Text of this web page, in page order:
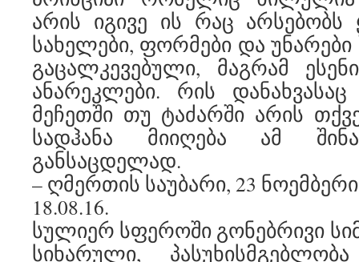
არის იგივე ის რაც არსებობს
სახელები, ფორმები და
გაცალკევებული, მაგრამ
ანარეკლები. რის
მეჩეთში თუ ტაძარში არის
სადჰანა მიიღება ამ
განსაცდელად.
– ღმერთის საუბარი, 23
18.08.16.
სულიერ სფეროში გონებრივი
სიხარული,